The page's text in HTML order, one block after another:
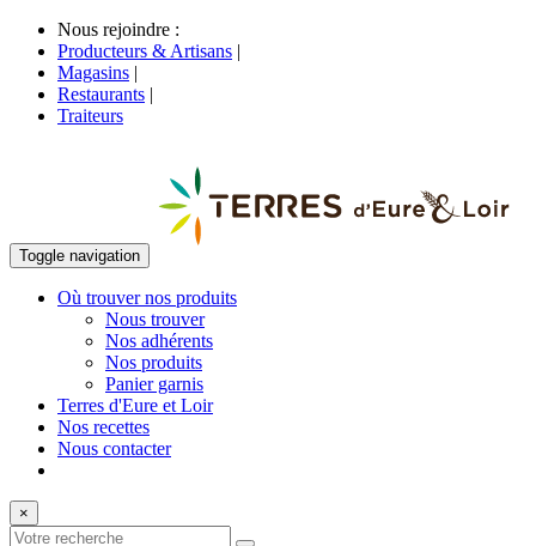
Nous rejoindre :
Producteurs & Artisans |
Magasins |
Restaurants |
Traiteurs
Toggle navigation
Où trouver nos produits
Nous trouver
Nos adhérents
Nos produits
Panier garnis
Terres d'Eure et Loir
Nos recettes
Nous contacter
×